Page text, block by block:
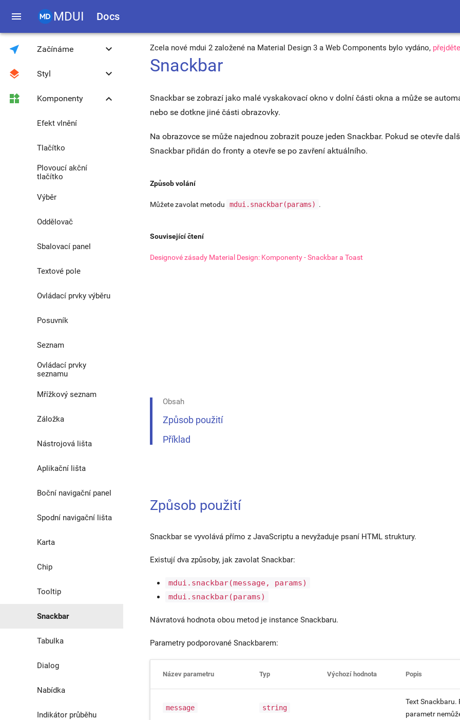
menu MDUI Docs
near_me Začínáme keyboard_arrow_down
Úvod
Stažení
Kompatibilita
JavaScript knihovna
Globální JS metody
Upgrade z 0.4.3 na
1.0.0
layers Styl keyboard_arrow_down
Barvy a motivy
Písmo Roboto
Mřížkové rozvržení
Typografie
Ikony
Média
Pomocné třídy
Stíny
widgets Komponenty keyboard_arrow_down
Efekt vlnění
Tlačítko
Plovoucí akční
tlačítko
Výběr
Oddělovač
Sbalovací panel
Textové pole
Ovládací prvky výběru
Posuvník
Seznam
Ovládací prvky
seznamu
Mřížkový seznam
Záložka
Nástrojová lišta
Aplikační lišta
Boční navigační panel
Spodní navigační lišta
Karta
Chip
Tooltip
Snackbar
Tabulka
Dialog
Nabídka
Indikátor průběhu
Zcela nové mdui 2 založené na Material Design 3 a Web Components bylo vydáno,
Snackbar
Snackbar se zobrazí jako malé vyskakovací okno v dolní části okna a může se
nebo se dotkne jiné části obrazovky.
Na obrazovce se může najednou zobrazit pouze jeden Snackbar. Pokud se otevře
Snackbar přidán do fronty a otevře se po zavření aktuálního.
Způsob volání
Můžete zavolat metodu mdui.snackbar(params) .
Související čtení
Designové zásady Material Design: Komponenty - Snackbar a Toast
Obsah
Způsob použití
Příklad
Způsob použití
Snackbar se vyvolává přímo z JavaScriptu a nevyžaduje psaní HTML struktury.
Existují dva způsoby, jak zavolat Snackbar:
mdui.snackbar(message, params)
mdui.snackbar(params)
Návratová hodnota obou metod je instance Snackbaru.
Parametry podporované Snackbarem:
Název parametru Typ Výchozí hodnota Popis
message string
Text Snackbaru.
parametr